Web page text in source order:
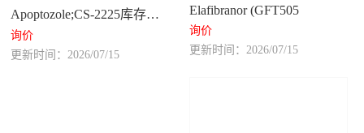
Apoptozole;CS-2225库存供应
询价
更新时间：2026/07/15
Elafibranor (GFT505
询价
更新时间：2026/07/15